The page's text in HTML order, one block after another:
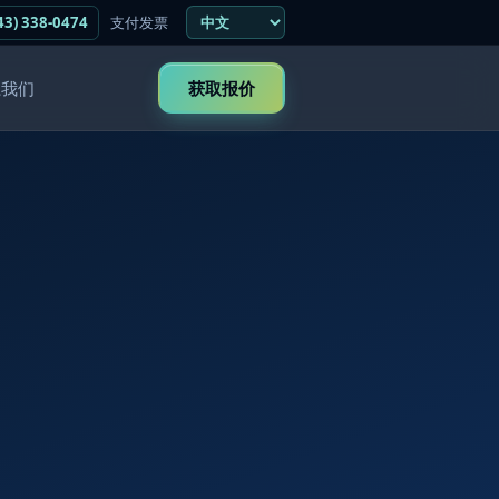
338-0474 支付发票
们 获取报价